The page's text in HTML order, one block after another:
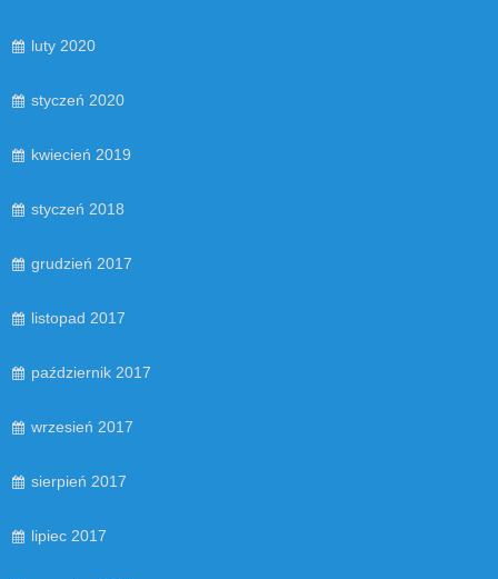
luty 2020
styczeń 2020
kwiecień 2019
styczeń 2018
grudzień 2017
listopad 2017
październik 2017
wrzesień 2017
sierpień 2017
lipiec 2017